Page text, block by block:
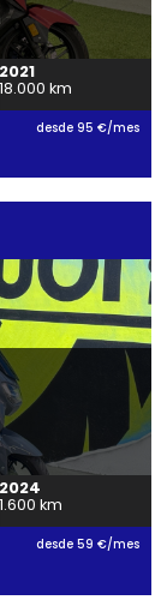
2021
18.000 km
desde 95 €/mes
2024
1.600 km
desde 59 €/mes